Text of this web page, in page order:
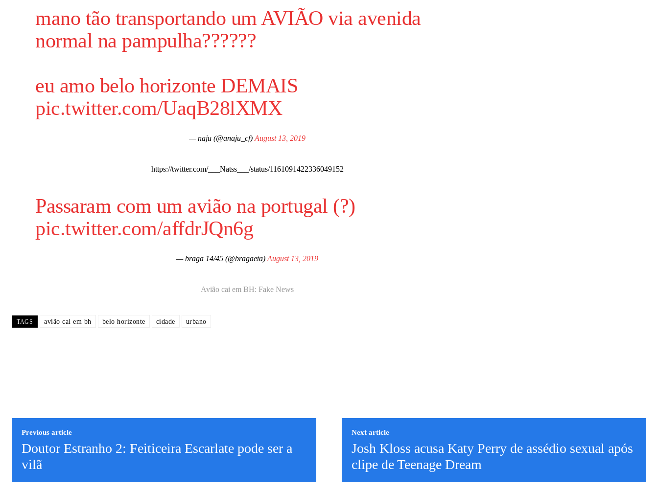
mano tão transportando um AVIÃO via avenida
normal na pampulha??????
eu amo belo horizonte DEMAIS
pic.twitter.com/UaqB28lXMX
— naju (@anaju_cf) August 13, 2019
https://twitter.com/___Natss___/status/1161091422336049152
Passaram com um avião na portugal (?)
pic.twitter.com/affdrJQn6g
— braga 14/45 (@bragaeta) August 13, 2019
Avião cai em BH: Fake News
TAGS avião cai em bh belo horizonte cidade urbano
Previous article
Doutor Estranho 2: Feiticeira Escarlate pode ser a
vilã
Next article
Josh Kloss acusa Katy Perry de assédio sexual após
clipe de Teenage Dream